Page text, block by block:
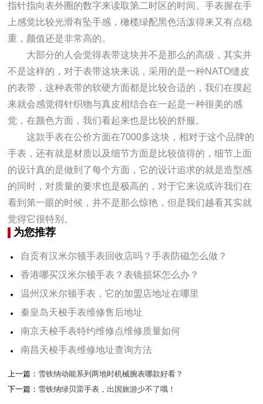
指针指向表外圈的数字来读取第二时区的时间。手表握在手
上感觉比较光滑有坠手感，橄榄绿配黑色活泼得来又有点稳
重，颜值还是非常高的。
大部分的人会觉得表带这块并不是那么的高级，其实并
不是这样的，对于表带这块来说，采用的是一种NATO缝皮
的表带，这种表带的软硬方面都是比较合适的，我们在摸起
来就会感觉得针织物与真皮相结合在一起是一种很美的感
觉，在颜色方面，我们看起来也是比较的舒服。
这款手表在公价方面在7000多这块，相对于这个品牌的
手表，还有就是材质以及细节方面是比较值得的，细节上面
的设计真的是做到了每个方面，它的设计追求的就是造型感
的同时，对质量的要求也是极高的，对于它来说或许我们在
看到第一眼的时候，并不是那么惊艳，但是我们越看其实就
觉得它很特别。
为您推荐
自贡有汉米尔顿手表回收店吗？手表防磁怎么做？
香港哪买汉米尔顿手表？表镜损坏怎么办？
温州汉米尔顿手表，它的加盟店地址在哪里
秦皇岛天梭手表维修售后地址
南京天梭手表特约维修点维修质量如何
南昌天梭手表维修地址查询方法
上一篇： 雪铁纳动能系列两地时机械腕表哪款好看？
下一篇： 雪铁纳绿贝雷手表，出国旅游少不了哦！